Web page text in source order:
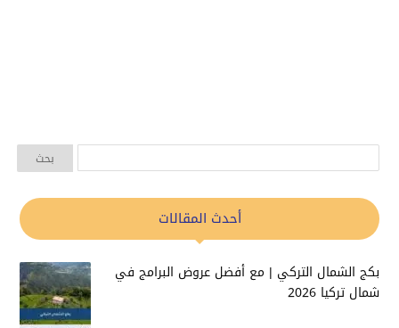
أحدث المقالات
بكج الشمال التركي | مع أفضل عروض البرامج في
شمال تركيا 2026